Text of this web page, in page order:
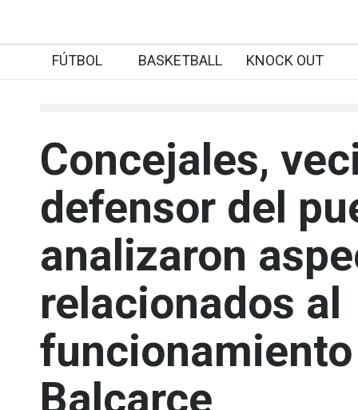
FÚTBOL BASKETBALL KNOCK OUT
Concejales,
defensor del
analizaron
relacionados al
Balcarce